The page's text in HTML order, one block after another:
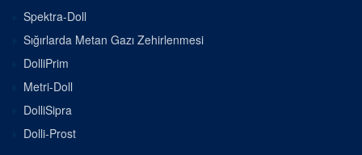
Spektra-Doll
Sığırlarda Metan Gazı Zehirlenmesi
DolliPrim
Metri-Doll
DolliSipra
Dolli-Prost